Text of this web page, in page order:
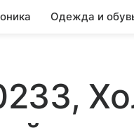
Одежда и